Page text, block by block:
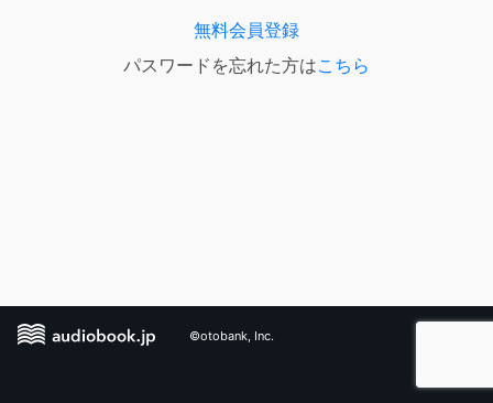
無料会員登録
パスワードを忘れた方はこちら
©otobank, Inc.